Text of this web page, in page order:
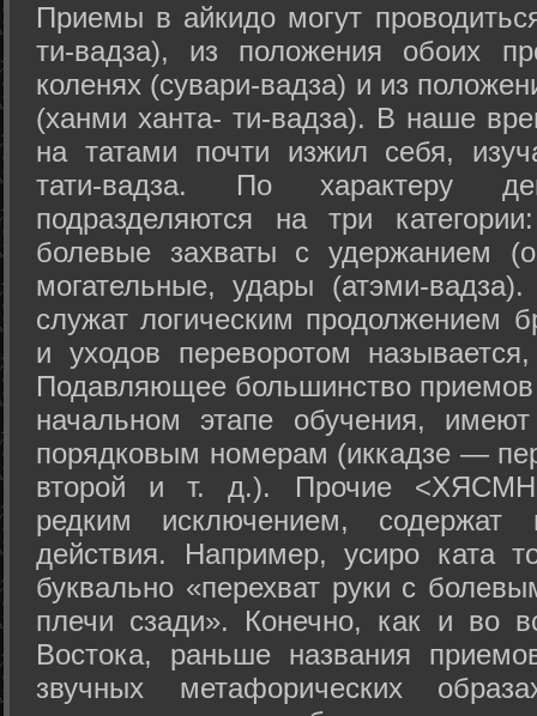
Приемы в айкидо могут
ти-вадза), из положения обоих
коленях (сувари-вадза) и из
(ханми ханта- ти-вадза). В наше
на татами почти изжил себя,
тати-вадза. По характеру
подразделяются на три
болевые захваты с удержанием
могательные, удары (атэми-
служат логическим продолжением
и уходов переворотом
Подавляющее большинство
начальном этапе обучения,
порядковым номерам (иккадзе —
второй и т. д.). Прочие
редким исключением, содержат
действия. Например, усиро ката
буквально «перехват руки с
плечи сзади». Конечно, как и во
Востока, раньше названия
звучных метафорических